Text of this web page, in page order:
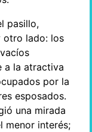
pasillo,
otro lado: los
a la atractiva
por la
esposados.
una mirada
menor interés;